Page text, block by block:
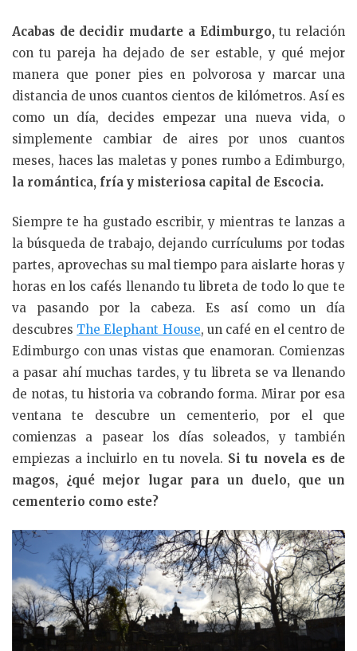
Acabas de decidir mudarte a Edimburgo,tu relación
con tu pareja ha dejado de ser estable, y qué mejor
manera que poner pies en polvorosa y marcar una
distancia de unos cuantos cientos de kilómetros. Así es
como un día, decides empezar una nueva vida, o
simplemente cambiar de aires por unos cuantos
meses, haces las maletas y pones rumbo a Edimburgo,
la romántica, fría y misteriosa capital de Escocia.
Siempre te ha gustado escribir, y mientras te lanzas a
la búsqueda de trabajo, dejando currículums por todas
partes, aprovechas su mal tiempo para aislarte horas y
horas en los cafés llenando tu libreta de todo lo que te
va pasando por la cabeza. Es así como un día
descubres The Elephant House, un café en el centro de
Edimburgo con unas vistas que enamoran. Comienzas
a pasar ahí muchas tardes, y tu libreta se va llenando
de notas, tu historia va cobrando forma. Mirar por esa
ventana te descubre un cementerio, por el que
comienzas a pasear los días soleados, y también
empiezas a incluirlo en tu novela. Si tu novela es de
magos, ¿qué mejor lugar para un duelo, que un
cementerio como este?